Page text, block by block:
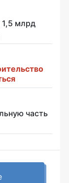
млрд
часть